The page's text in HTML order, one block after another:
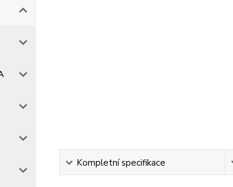
Kompletní specifikace